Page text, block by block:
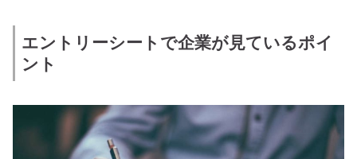
エントリーシートで企業が見ているポイ
ント